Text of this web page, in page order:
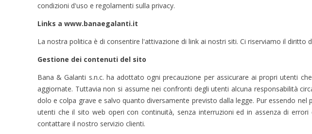
condizioni d'uso e regolamenti sulla privacy.
Links a www.banaegalanti.it
La nostra politica è di consentire l'attivazione di link ai nostri siti. Ci riserviamo il
Gestione dei contenuti del sito
Bana & Galanti s.n.c. ha adottato ogni precauzione per assicurare ai propri utenti
aggiornate. Tuttavia non si assume nei confronti degli utenti alcuna responsabilità
dolo e colpa grave e salvo quanto diversamente previsto dalla legge. Pur essendo
utenti che il sito web operi con continuità, senza interruzioni ed in assenza di
contattare il nostro servizio clienti.